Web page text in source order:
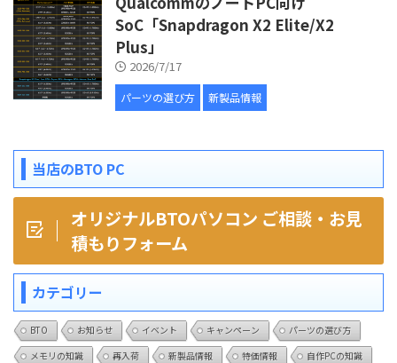
SoC「Snapdragon X2 Elite/X2
Plus」
2026/7/17
パーツの選び方 新製品情報
当店のBTO PC
オリジナルBTOパソコン ご相談・お見
積もりフォーム
カテゴリー
BTO お知らせ イベント キャンペーン
パーツの選び方
メモリの知識
再入荷 新製品情報 特価情報
自作PCの知識